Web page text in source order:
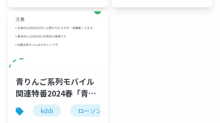
青りんご系列モバイル
関連特番2024春「青い
コンビニについて考え
る」
kddi ローソン